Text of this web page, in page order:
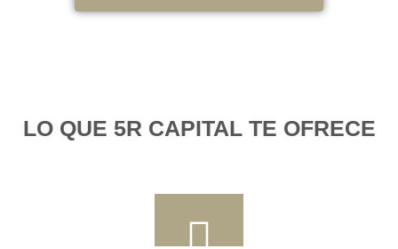
LO QUE 5R CAPITAL TE OFRECE